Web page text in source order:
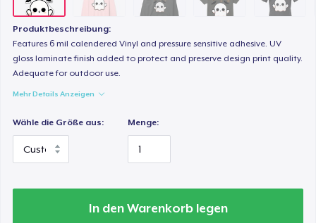
Produktbeschreibung:
Features 6 mil calendered Vinyl and pressure sensitive adhesive. UV
gloss laminate finish added to protect and preserve design print quality.
Adequate for outdoor use.
Mehr Details Anzeigen
Wähle die Größe aus: Menge:
In den Warenkorb legen
32,99 $
Tru Transfer Printed Classic Tee
32,99 $
Classic Long Sleeve Tee